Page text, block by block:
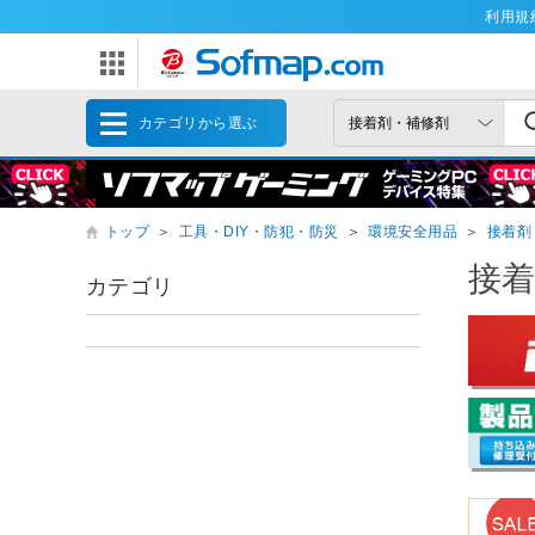
利用規
カテゴリから選ぶ
トップ ＞ 工具・DIY・防犯・防災 ＞ 環境安全用品 ＞ 接着剤
接
カテゴリ